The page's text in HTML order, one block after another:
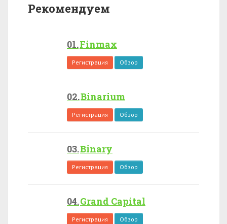
Рекомендуем
Finmax
Регистрация Обзор
Binarium
Регистрация Обзор
Binary
Регистрация Обзор
Grand Capital
Регистрация Обзор